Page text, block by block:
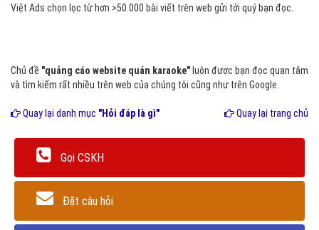
Việt Ads chọn lọc từ hơn >50.000 bài viết trên web gửi tới quý bạn đọc.
Chủ đề "quảng cáo website quán karaoke" luôn được bạn đọc quan tâm
và tìm kiếm rất nhiều trên web của chúng tôi cũng như trên Google.
Quay lại danh mục "Hỏi đáp là gì" Quay lại trang chủ
Gọi CSKH
Đặt câu hỏi